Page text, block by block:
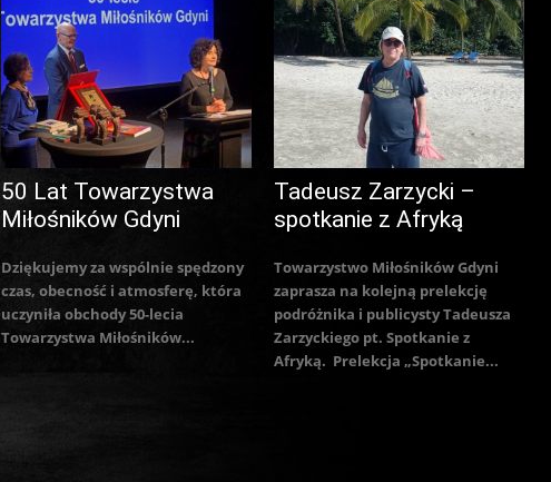
50 Lat Towarzystwa
Miłośników Gdyni
Dziękujemy za wspólnie spędzony
czas, obecność i atmosferę, która
uczyniła obchody 50-lecia
Towarzystwa Miłośników...
Tadeusz Zarzycki –
spotkanie z Afryką
Towarzystwo Miłośników Gdyni
zaprasza na kolejną prelekcję
podróżnika i publicysty Tadeusza
Zarzyckiego pt. Spotkanie z
Afryką. Prelekcja „Spotkanie...